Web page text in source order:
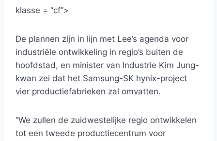
klasse = “cf”>
De plannen zijn in lijn met Lee’s agenda voor
industriële ontwikkeling in regio’s buiten de
hoofdstad, en minister van Industrie Kim Jung-
kwan zei dat het Samsung-SK hynix-project
vier productiefabrieken zal omvatten.
“We zullen de zuidwestelijke regio ontwikkelen
tot een tweede productiecentrum voor